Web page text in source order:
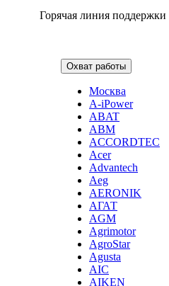
измельчителей
измерительных
извещателей охранных
йогуртниц
кабин для курения
каландра
камер
камнерезных станков
канализационных
канатной машины
капучинаторов
карманных проекторов
картофелечисток
кассовой техники
казанов
кегераторов
кексниц
кипятильников
Горячая линия поддержки
Охват работы
Москва
A-iPower
ABAT
ABM
ACCORDTEC
Acer
Advantech
Aeg
AERONIK
АГАТ
AGM
Agrimotor
AgroStar
Agusta
AIC
AIKEN